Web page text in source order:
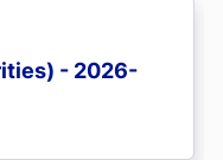
- 2026-